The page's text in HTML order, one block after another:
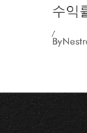
수익
By